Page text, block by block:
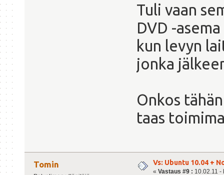
Tuli vaan
DVD -
kun levyn
jonka
Onkos
taas
Tomin Vs: Ubuntu 10.04 +
« Vastaus #9 : 10.02.11 -